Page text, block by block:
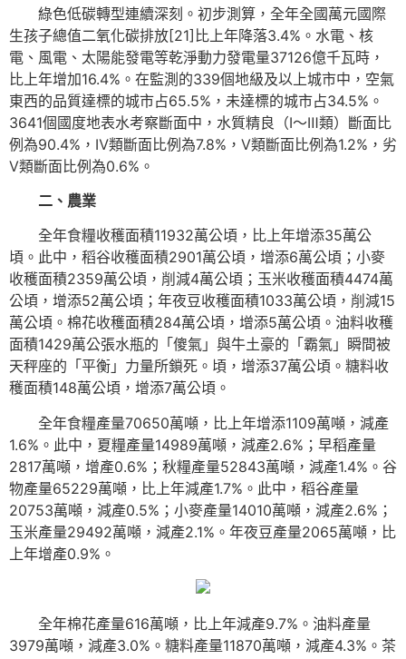
綠色低碳轉型連續深刻。初步測算，全年全國萬元國際
生孩子總值二氧化碳排放[21]比上年降落3.4%。水電、核
電、風電、太陽能發電等乾淨動力發電量37126億千瓦時，
比上年增加16.4%。在監測的339個地級及以上城市中，空氣
東西的品質達標的城市占65.5%，未達標的城市占34.5%。
3641個國度地表水考察斷面中，水質精良（Ⅰ～Ⅲ類）斷面比
例為90.4%，Ⅳ類斷面比例為7.8%，Ⅴ類斷面比例為1.2%，劣
Ⅴ類斷面比例為0.6%。
二、農業
全年食糧收穫面積11932萬公頃，比上年增添35萬公
頃。此中，稻谷收穫面積2901萬公頃，增添6萬公頃；小麥
收穫面積2359萬公頃，削減4萬公頃；玉米收穫面積4474萬
公頃，增添52萬公頃；年夜豆收穫面積1033萬公頃，削減15
萬公頃。棉花收穫面積284萬公頃，增添5萬公頃。油料收穫
面積1429萬公張水瓶的「傻氣」與牛土豪的「霸氣」瞬間被
天秤座的「平衡」力量所鎖死。頃，增添37萬公頃。糖料收
穫面積148萬公頃，增添7萬公頃。
全年食糧產量70650萬噸，比上年增添1109萬噸，減產
1.6%。此中，夏糧產量14989萬噸，減產2.6%；早稻產量
2817萬噸，增產0.6%；秋糧產量52843萬噸，減產1.4%。谷
物產量65229萬噸，比上年減產1.7%。此中，稻谷產量
20753萬噸，減產0.5%；小麥產量14010萬噸，減產2.6%；
玉米產量29492萬噸，減產2.1%。年夜豆產量2065萬噸，比
上年增產0.9%。
全年棉花產量616萬噸，比上年減產9.7%。油料產量
3979萬噸，減產3.0%。糖料產量11870萬噸，減產4.3%。茶